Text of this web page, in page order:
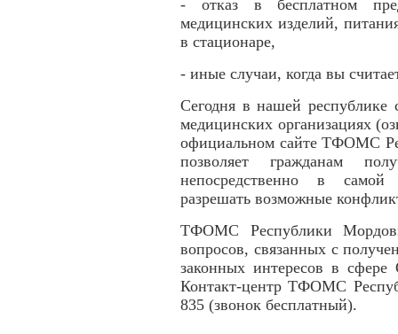
- отказ в бесплатном
медицинских изделий,
в стационаре,
- иные случаи, когда вы
Сегодня в нашей республике
медицинских организациях
официальном сайте ТФОМС
позволяет гражданам
непосредственно в самой
разрешать возможные
ТФОМС Республики
вопросов, связанных с
законных интересов в
Контакт-центр ТФОМС
835 (звонок бесплатный).